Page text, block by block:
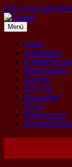
Zum Inhalt springen
Menü
Home
Gästebuch
In eigener
Sitechanges
Suchen
Sitemap
Disclaimer
FAQs
Datenschutz
Kontakt/